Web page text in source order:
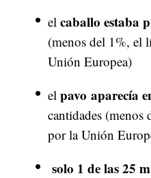
el caballo estaba
(menos del 1%, el
Unión Europea)
el pavo aparecía
cantidades
por la Unión
solo 1 de las 25